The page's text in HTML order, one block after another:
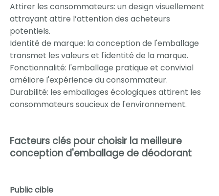
Attirer les consommateurs: un design visuellement
attrayant attire l’attention des acheteurs
potentiels.
Identité de marque: la conception de l'emballage
transmet les valeurs et l'identité de la marque.
Fonctionnalité: l'emballage pratique et convivial
améliore l'expérience du consommateur.
Durabilité: les emballages écologiques attirent les
consommateurs soucieux de l'environnement.
Facteurs clés pour choisir la meilleure
conception d'emballage de déodorant
Public cible